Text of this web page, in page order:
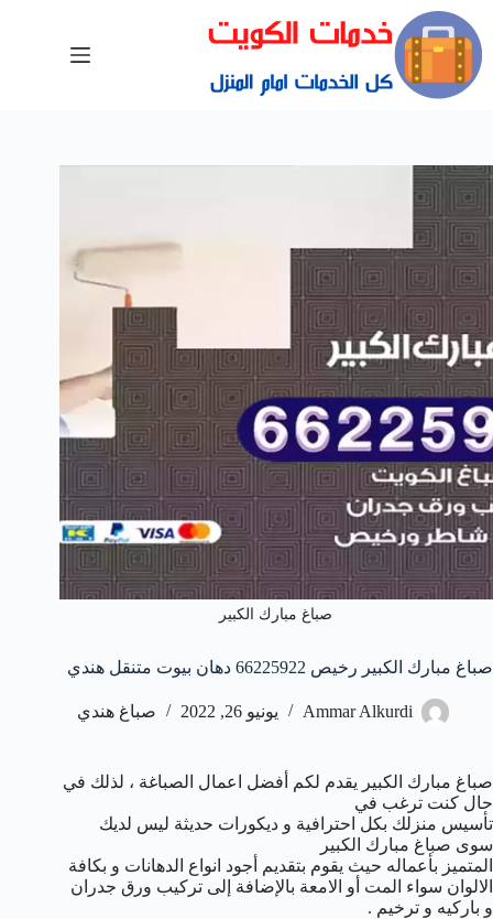
صباغ مبارك الكبير
صباغ مبارك الكبير رخيص 66225922 دهان بيوت متنقل هندي
Ammar Alkurdi يونيو 26, 2022 صباغ هندي
صباغ مبارك الكبير يقدم لكم أفضل اعمال الصباغة ، لذلك في
حال كنت ترغب في
تأسيس منزلك بكل احترافية و ديكورات حديثة ليس لديك
سوى صباغ مبارك الكبير
المتميز بأعماله حيث يقوم بتقديم أجود انواع الدهانات و بكافة
الالوان سواء المت أو الامعة بالإضافة إلى تركيب ورق جدران
و باركيه و ترخيم .